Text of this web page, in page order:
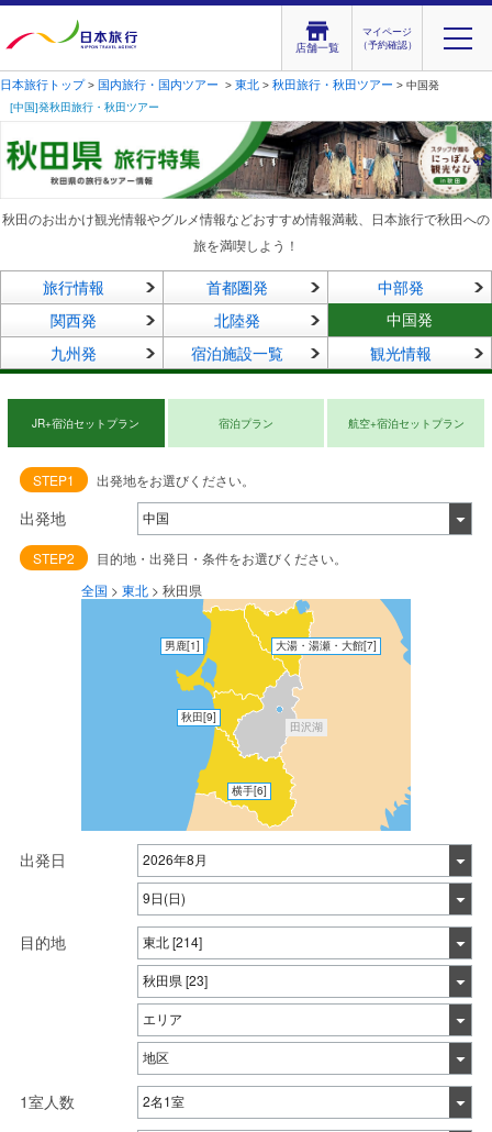
店舗一覧
マイページ
（予約確認）
日本旅行トップ> 国内旅行・国内ツアー > 東北 > 秋田旅行・秋田ツアー > 中国発
[中国]発秋田旅行・秋田ツアー
秋田のお出かけ観光情報やグルメ情報などおすすめ情報満載、日本旅行で秋田への
旅を満喫しよう！
旅行情報 首都圏発
中部発
関西発
北陸発
中国発
九州発
宿泊施設一覧 観光情報
JR+宿泊セットプラン 宿泊プラン 航空+宿泊セットプラン
STEP1 出発地をお選びください。
出発地
STEP2
目的地・出発日・条件をお選びください。
全国 > 東北> 秋田県
大湯・湯瀬・大館[7]
田沢湖
横手[6]
秋田[9]
男鹿[1]
出発日
目的地
1室人数